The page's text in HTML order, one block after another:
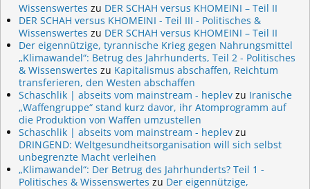
Wissenswertes zu DER SCHAH versus KHOMEINI – Teil II
DER SCHAH versus KHOMEINI - Teil III - Politisches &
Wissenswertes zu DER SCHAH versus KHOMEINI – Teil II
Der eigennützige, tyrannische Krieg gegen Nahrungsmittel
„Klimawandel“: Betrug des Jahrhunderts, Teil 2 - Politisches
& Wissenswertes zu Kapitalismus abschaffen, Reichtum
transferieren, den Westen abschaffen
Schaschlik | abseits vom mainstream - heplev zu Iranische
„Waffengruppe“ stand kurz davor, ihr Atomprogramm auf
die Produktion von Waffen umzustellen
Schaschlik | abseits vom mainstream - heplev zu
DRINGEND: Weltgesundheitsorganisation will sich selbst
unbegrenzte Macht verleihen
„Klimawandel“: Der Betrug des Jahrhunderts? Teil 1 -
Politisches & Wissenswertes zu Der eigennützige,